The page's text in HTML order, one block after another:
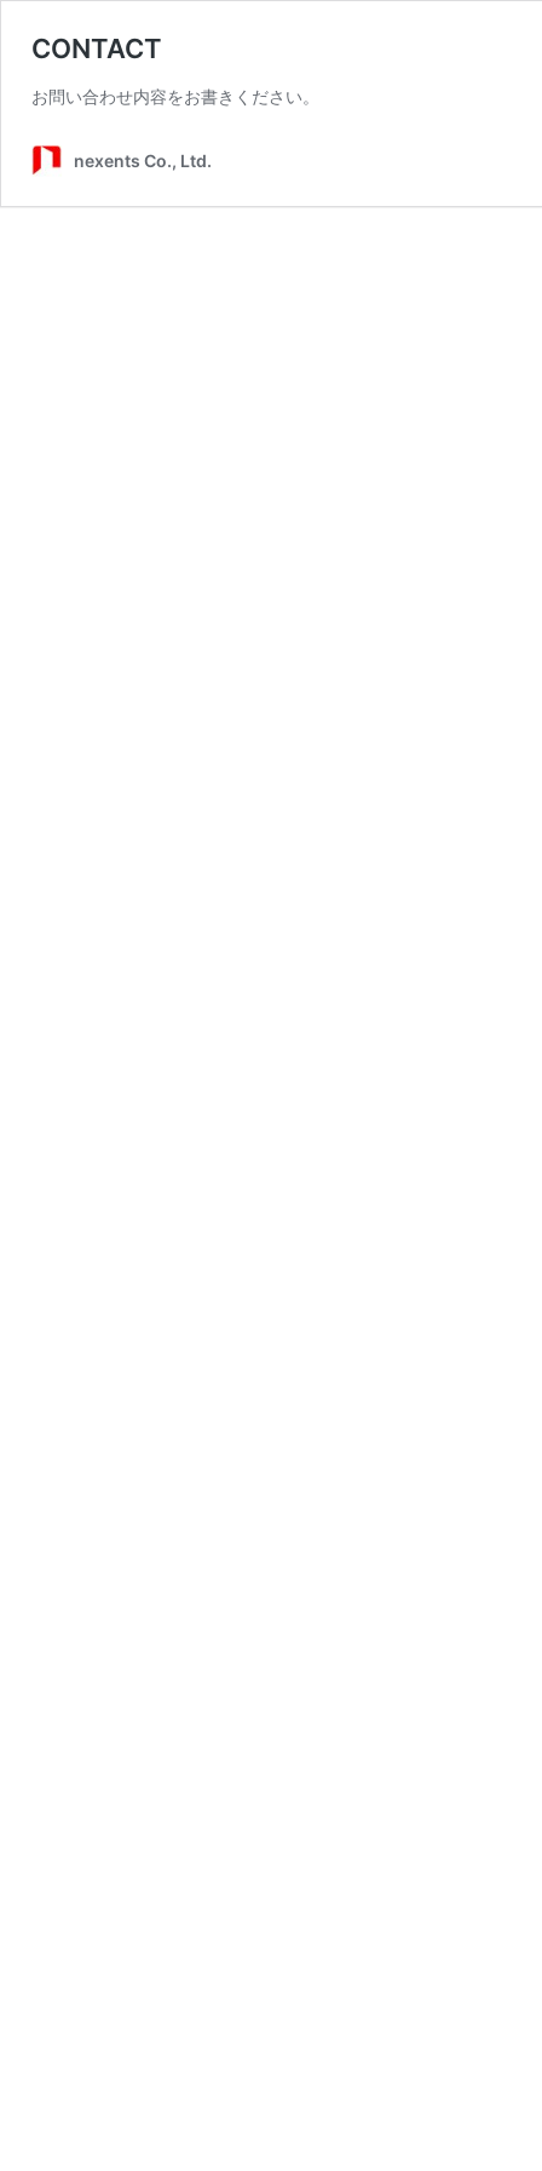
CONTACT
お問い合わせ内容をお書きください。
nexents Co., Ltd.